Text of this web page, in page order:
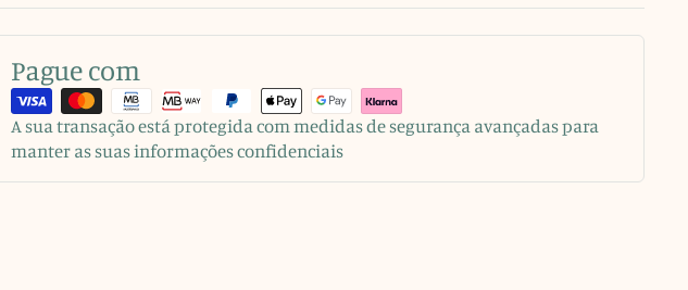
Pague com
A sua transação está protegida com medidas de segurança avançadas para
manter as suas informações confidenciais